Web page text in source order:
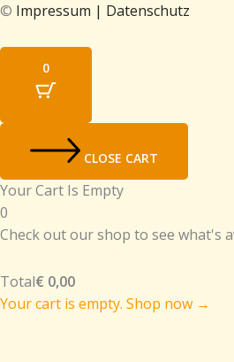
© Impressum | Datenschutz
0
CLOSE CART
Your Cart Is Empty
0
Check out our shop to see what's
Total€ 0,00
Your cart is empty. Shop now →